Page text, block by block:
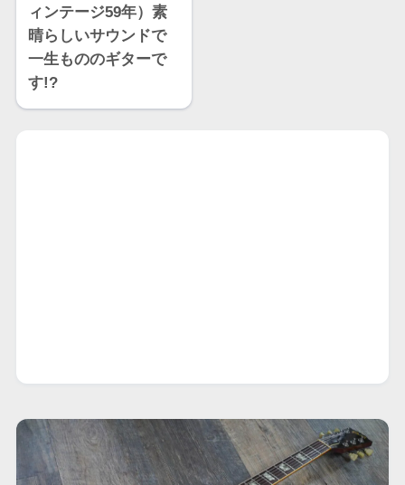
ィンテージ59年）素
晴らしいサウンドで
一生もののギターで
す!?